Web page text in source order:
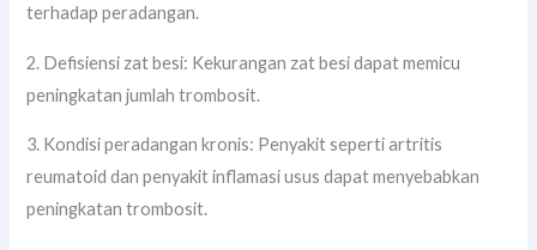
terhadap peradangan.
2. Defisiensi zat besi: Kekurangan zat besi dapat memicu
peningkatan jumlah trombosit.
3. Kondisi peradangan kronis: Penyakit seperti artritis
reumatoid dan penyakit inflamasi usus dapat menyebabkan
peningkatan trombosit.